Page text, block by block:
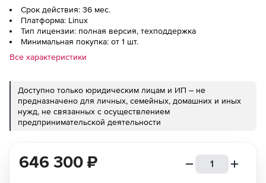
Срок действия: 36 мес.
Платформа: Linux
Тип лицензии: полная версия, техподдержка
Минимальная покупка: от 1 шт.
Все характеристики
Доступно только юридическим лицам и ИП – не
предназначено для личных, семейных, домашних и иных
нужд, не связанных с осуществлением
предпринимательской деятельности
646 300 ₽